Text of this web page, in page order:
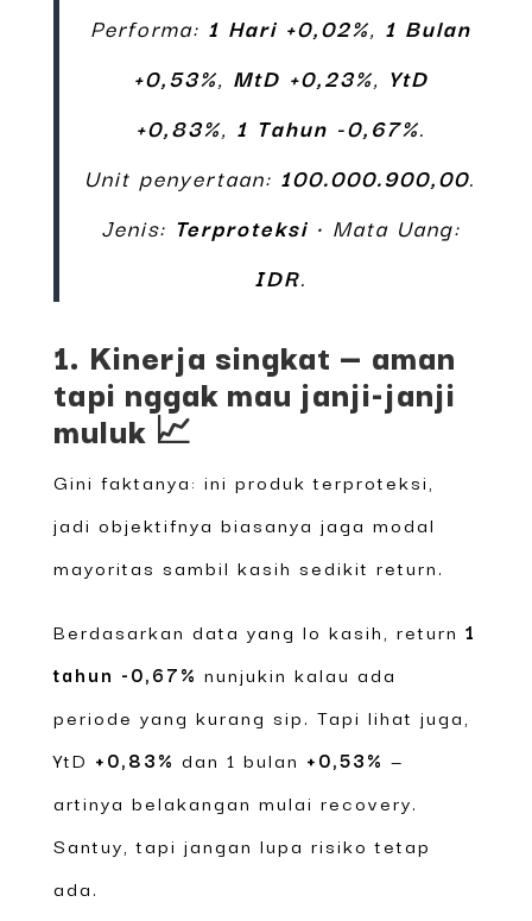
Performa: 1 Hari +0,02%, 1 Bulan
+0,53%, MtD +0,23%, YtD
+0,83%, 1 Tahun -0,67%.
Unit penyertaan: 100.000.900,00.
Jenis: Terproteksi• Mata Uang:
IDR.
1. Kinerja singkat — aman
tapi nggak mau janji-janji
muluk 📈
Gini faktanya: ini produk terproteksi,
jadi objektifnya biasanya jaga modal
mayoritas sambil kasih sedikit return.
Berdasarkan data yang lo kasih, return 1
tahun -0,67% nunjukin kalau ada
periode yang kurang sip. Tapi lihat juga,
YtD +0,83% dan 1 bulan +0,53% —
artinya belakangan mulai recovery.
Santuy, tapi jangan lupa risiko tetap
ada.